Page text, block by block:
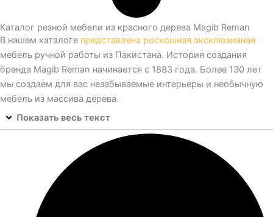
Каталог резной мебели из красного дерева Magib Reman
В нашем каталоге представлена роскошная эксклюзивная
мебель ручной работы из Пакистана. История создания
бренда Magib Reman начинается с 1883 года. Более 130 лет
мы создаем для вас незабываемые интерьеры и необычную
мебель из массива дерева.
Показать весь текст